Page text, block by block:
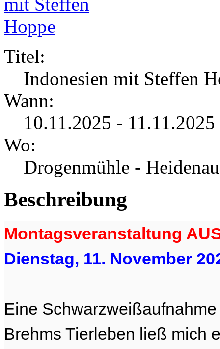
Titel:
Indonesien mit Steffen
Wann:
10.11.2025 -
Wo:
Drogenmühle - Heidenau
Beschreibung
Montagsveranstaltung
Dienstag, 11. November
Eine
Brehms Tierleben ließ mich